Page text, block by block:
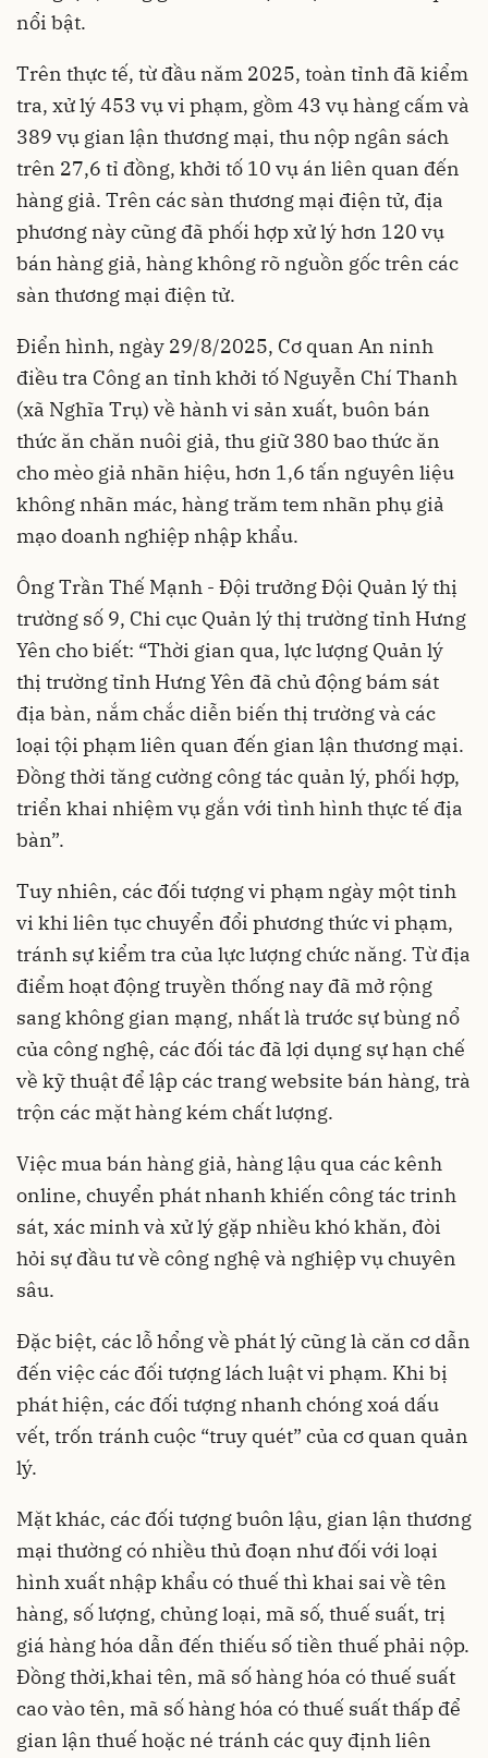
nổi bật.
Trên thực tế, từ đầu năm 2025, toàn tỉnh đã kiểm
tra, xử lý 453 vụ vi phạm, gồm 43 vụ hàng cấm và
389 vụ gian lận thương mại, thu nộp ngân sách
trên 27,6 tỉ đồng, khởi tố 10 vụ án liên quan đến
hàng giả. Trên các sàn thương mại điện tử, địa
phương này cũng đã phối hợp xử lý hơn 120 vụ
bán hàng giả, hàng không rõ nguồn gốc trên các
sàn thương mại điện tử.
Điển hình, ngày 29/8/2025, Cơ quan An ninh
điều tra Công an tỉnh khởi tố Nguyễn Chí Thanh
(xã Nghĩa Trụ) về hành vi sản xuất, buôn bán
thức ăn chăn nuôi giả, thu giữ 380 bao thức ăn
cho mèo giả nhãn hiệu, hơn 1,6 tấn nguyên liệu
không nhãn mác, hàng trăm tem nhãn phụ giả
mạo doanh nghiệp nhập khẩu.
Ông Trần Thế Mạnh - Đội trưởng Đội Quản lý thị
trường số 9, Chi cục Quản lý thị trường tỉnh Hưng
Yên cho biết: “Thời gian qua, lực lượng Quản lý
thị trường tỉnh Hưng Yên đã chủ động bám sát
địa bàn, nắm chắc diễn biến thị trường và các
loại tội phạm liên quan đến gian lận thương mại.
Đồng thời tăng cường công tác quản lý, phối hợp,
triển khai nhiệm vụ gắn với tình hình thực tế địa
bàn”.
Tuy nhiên, các đối tượng vi phạm ngày một tinh
vi khi liên tục chuyển đổi phương thức vi phạm,
tránh sự kiểm tra của lực lượng chức năng. Từ địa
điểm hoạt động truyền thống nay đã mở rộng
sang không gian mạng, nhất là trước sự bùng nổ
của công nghệ, các đối tác đã lợi dụng sự hạn chế
về kỹ thuật để lập các trang website bán hàng, trà
trộn các mặt hàng kém chất lượng.
Việc mua bán hàng giả, hàng lậu qua các kênh
online, chuyển phát nhanh khiến công tác trinh
sát, xác minh và xử lý gặp nhiều khó khăn, đòi
hỏi sự đầu tư về công nghệ và nghiệp vụ chuyên
sâu.
Đặc biệt, các lỗ hổng về phát lý cũng là căn cơ dẫn
đến việc các đối tượng lách luật vi phạm. Khi bị
phát hiện, các đối tượng nhanh chóng xoá dấu
vết, trốn tránh cuộc “truy quét” của cơ quan quản
lý.
Mặt khác, các đối tượng buôn lậu, gian lận thương
mại thường có nhiều thủ đoạn như đối với loại
hình xuất nhập khẩu có thuế thì khai sai về tên
hàng, số lượng, chủng loại, mã số, thuế suất, trị
giá hàng hóa dẫn đến thiếu số tiền thuế phải nộp.
Đồng thời,khai tên, mã số hàng hóa có thuế suất
cao vào tên, mã số hàng hóa có thuế suất thấp để
gian lận thuế hoặc né tránh các quy định liên